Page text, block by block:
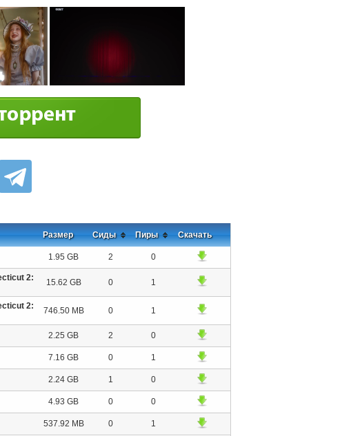
Размер Сиды Пиры Скачать
1.95 GB 2 0
2:
15.62 GB 0 1
2:
746.50 MB 0 1
2.25 GB 2 0
7.16 GB 0 1
2.24 GB 1 0
4.93 GB 0 0
537.92 MB 0 1